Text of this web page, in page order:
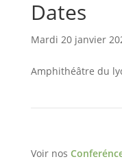
Dates
Mardi 20 janvier
Amphithéâtre du
Voir nos